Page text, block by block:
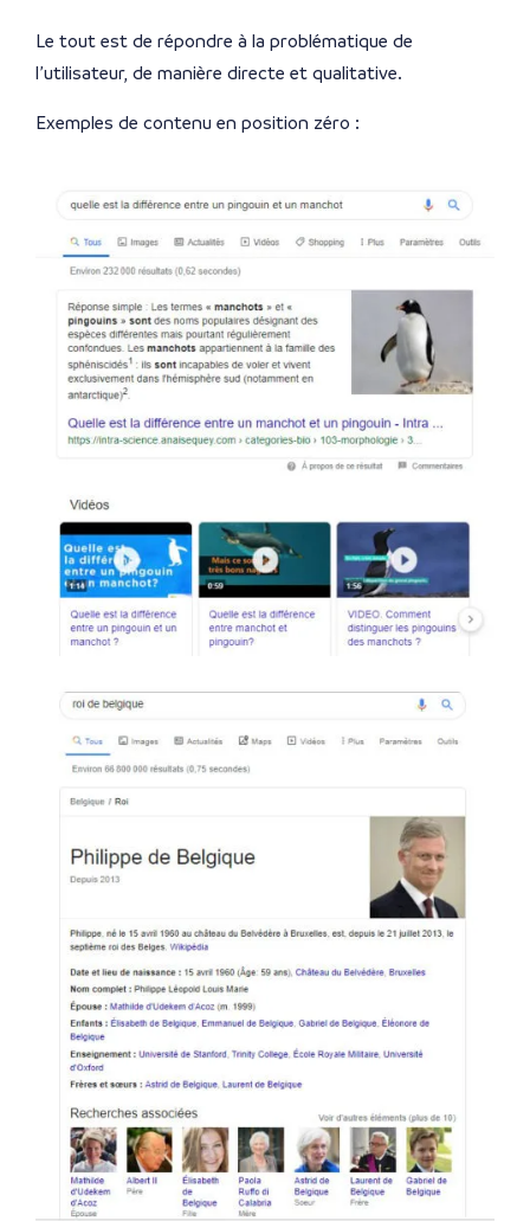
Le tout est de répondre à la problématique de
l’utilisateur, de manière directe et qualitative.
Exemples de contenu en position zéro :